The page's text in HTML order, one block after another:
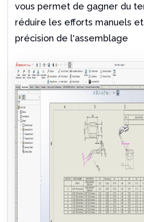
vous permet de gagner du
réduire les efforts manuels
précision de l'assemblage